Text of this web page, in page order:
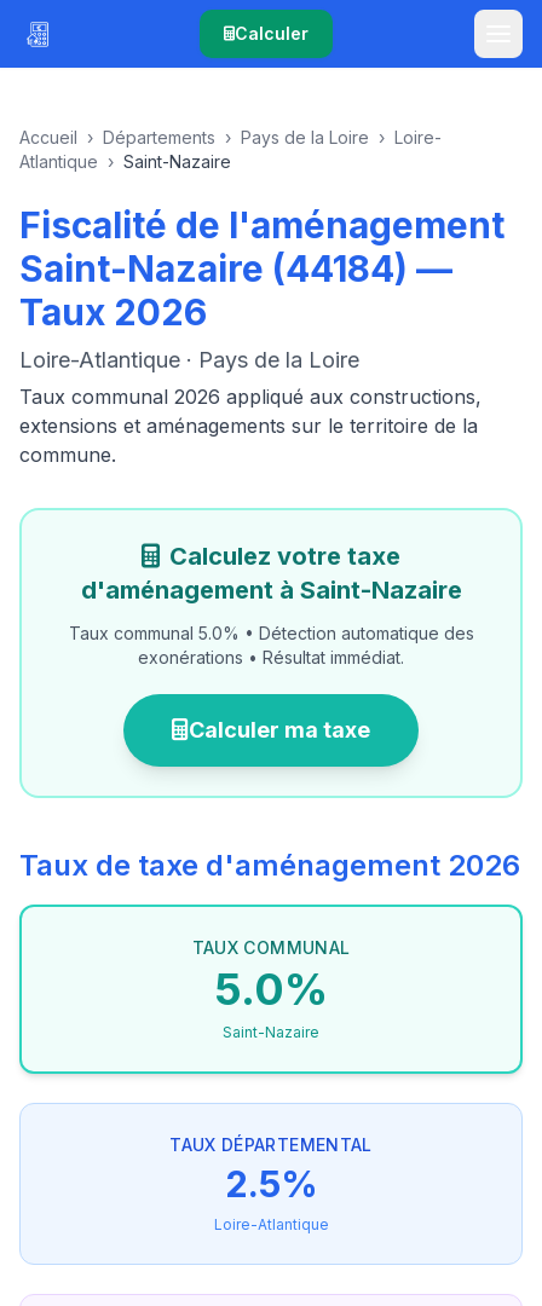
Calculer
Accueil › Départements › Pays de la Loire › Loire-
Atlantique › Saint-Nazaire
Fiscalité de l'aménagement
Saint-Nazaire (44184) —
Taux 2026
Loire-Atlantique · Pays de la Loire
Taux communal 2026 appliqué aux constructions,
extensions et aménagements sur le territoire de la
commune.
Calculez votre taxe
d'aménagement à Saint-Nazaire
Taux communal 5.0% • Détection automatique des
exonérations • Résultat immédiat.
Calculer ma taxe
Taux de taxe d'aménagement 2026
TAUX COMMUNAL
5.0%
Saint-Nazaire
TAUX DÉPARTEMENTAL
2.5%
Loire-Atlantique